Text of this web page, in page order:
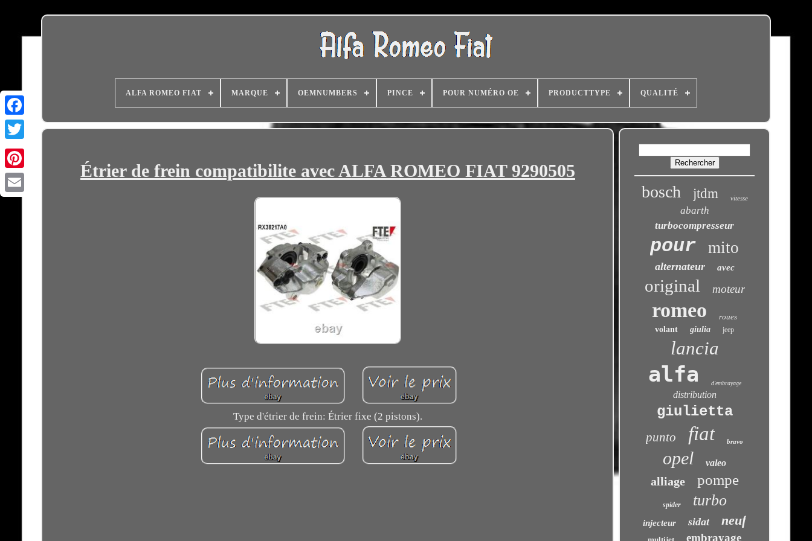
ALFA ROMEO FIAT MARQUE OEMNUMBERS PINCE POUR NUMÉRO OE PRODUCTTYPE QUALITÉ
Étrier de frein compatibilite avec ALFA ROMEO FIAT 9290505
Type d'étrier de frein: Étrier fixe (2 pistons).
bosch jtdm vitesse
abarth
turbocompresseur
pour mito
alternateur avec
original moteur
romeo
roues
volant
giulia jeep
lancia
alfa d'embrayage
distribution
giulietta
punto fiat bravo
opel valeo
alliage pompe
spider turbo
injecteur sidat neuf
embrayage